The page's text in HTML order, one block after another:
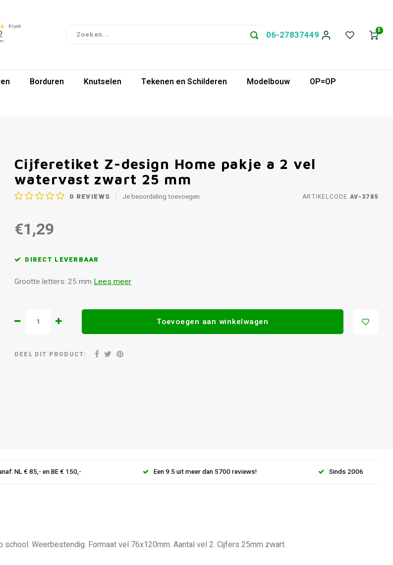
06-27837449 0
Borduren Knutselen Tekenen en Schilderen Modelbouw
OP=OP
Cijferetiket Z-design Home pakje a 2 vel
watervast zwart 25 mm
0 REVIEWS Je beoordeling toevoegen ARTIKELCODE AV-3785
€1,29
DIRECT LEVERBAAR
Grootte letters: 25 mm Lees meer
Toevoegen aan winkelwagen
DEEL DIT PRODUCT:
NL € 85,- en BE € 150,- Een 9.5 uit meer dan 5700 reviews! Sinds 2006
Weerbestendig. Formaat vel 76x120mm. Aantal vel 2. Cijfers 25mm zwart.